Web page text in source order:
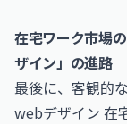
在宅ワーク市場
ザイン」の進路
最後に、客観的
webデザイン 在